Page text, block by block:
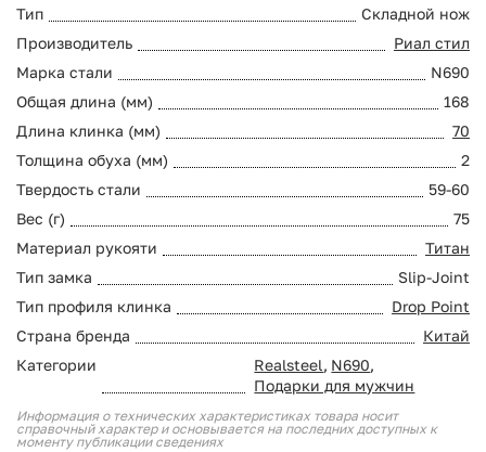
Тип
Складной нож
Производитель
Риал стил
Марка стали
N690
Общая длина (мм)
168
Длина клинка (мм)
70
Толщина обуха (мм)
2
Твердость стали
59-60
Вес (г)
75
Материал рукояти
Титан
Тип замка
Slip-Joint
Тип профиля клинка
Drop Point
Страна бренда
Китай
Категории
Realsteel, N690,
Подарки для мужчин
Информация о технических характеристиках товара носит
справочный характер и основывается на последних доступных к
моменту публикации сведениях